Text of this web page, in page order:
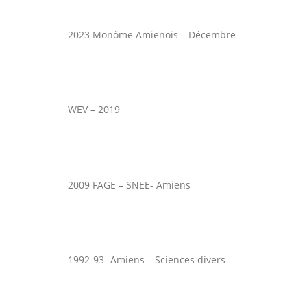
2023 Monôme Amienois – Décembre
WEV – 2019
2009 FAGE – SNEE- Amiens
1992-93- Amiens – Sciences divers